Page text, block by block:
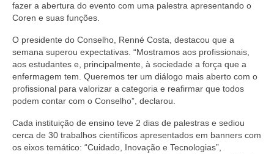
Editais e licitação
Eleições
Fiscalização
Legislações
fazer a abertura do evento com uma palestra apresentando o
Coren e suas funções.
O presidente do Conselho, Renné Costa, destacou que a
semana superou expectativas. “Mostramos aos profissionais,
aos estudantes e, principalmente, à sociedade a força que a
enfermagem tem. Queremos ter um diálogo mais aberto com o
profissional para valorizar a categoria e reafirmar que todos
podem contar com o Conselho”, declarou.
Cada instituição de ensino teve 2 dias de palestras e sediou
cerca de 30 trabalhos científicos apresentados em banners com
os eixos temático: “Cuidado, Inovação e Tecnologias”,